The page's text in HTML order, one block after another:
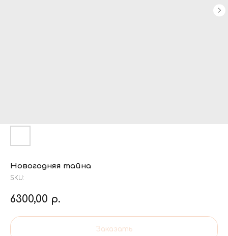
Новогодняя тайна
SKU:
6300,00 р.
Заказать